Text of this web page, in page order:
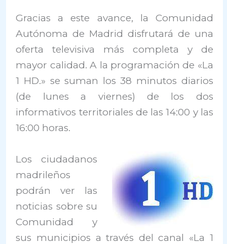
Gracias a este avance, la Comunidad
Autónoma de Madrid disfrutará de una
oferta televisiva más completa y de
mayor calidad. A la programación de «La
1 HD.» se suman los 38 minutos diarios
(de lunes a viernes) de los dos
informativos territoriales de las 14:00 y las
16:00 horas.
Los ciudadanos
madrileños
podrán ver las
noticias sobre su
Comunidad y
sus municipios a través del canal «La 1